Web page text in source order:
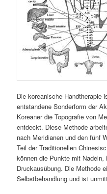
Die koreanische Handtherapie
entstandene Sonderform der
Koreaner die Topografie von
entdeckt. Diese Methode
nach Meridianen und den fünf
Teil der Traditionellen
können die Punkte mit
Druckausübung. Die Methode
Selbstbehandlung und ist